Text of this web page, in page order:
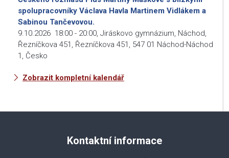
spolupracovníky Václava Havla Martinem Vidlákem a
Sabinou Tančevovou.
9.10.2026 18:00 - 20:00, Jiráskovo gymnázium, Náchod,
Řezníčkova 451, Řezníčkova 451, 547 01 Náchod-Náchod
1, Česko
Zobrazit kompletní kalendář
Kontaktní informace